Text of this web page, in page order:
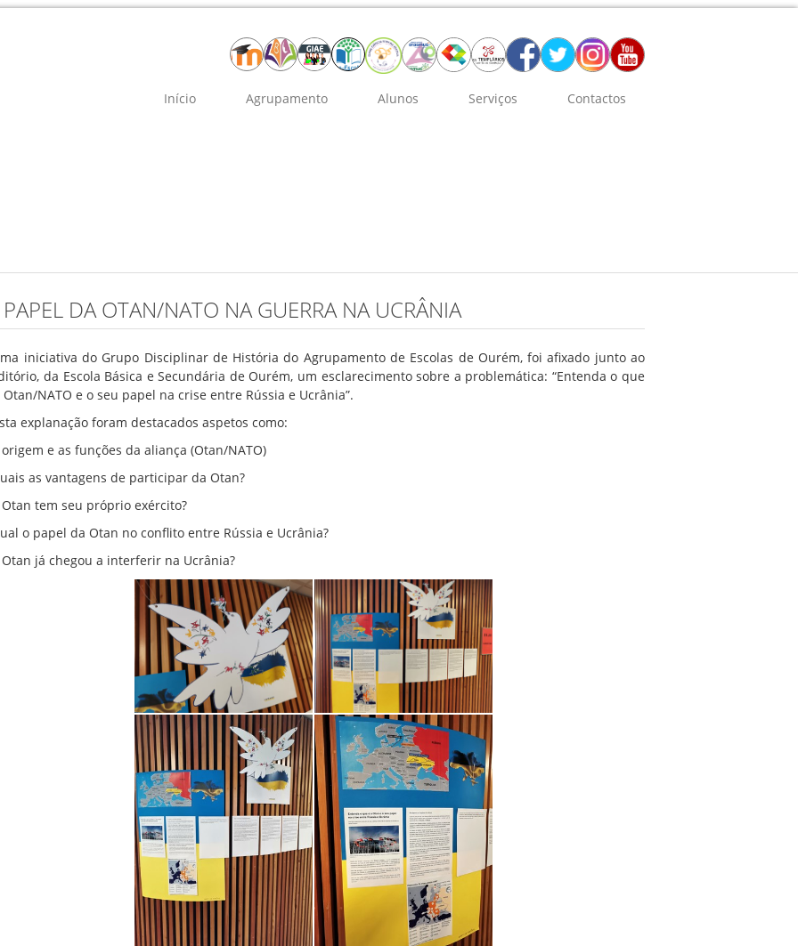
Início Agrupamento Alunos Serviços Contactos
DA OTAN/NATO NA GUERRA NA UCRÂNIA
iniciativa do Grupo Disciplinar de História do Agrupamento de Escolas de Ourém, foi afixado junto ao
da Escola Básica e Secundária de Ourém, um esclarecimento sobre a problemática: “Entenda o que
Otan/NATO e o seu papel na crise entre Rússia e Ucrânia”.
explanação foram destacados aspetos como:
origem e as funções da aliança (Otan/NATO)
as vantagens de participar da Otan?
Otan tem seu próprio exército?
o papel da Otan no conflito entre Rússia e Ucrânia?
Otan já chegou a interferir na Ucrânia?